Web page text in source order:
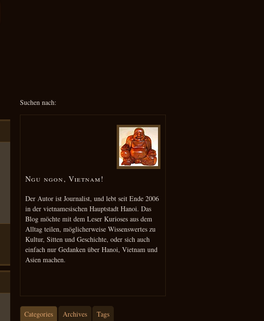
Suchen nach:
Ngu ngon, Vietnam!
Der Autor ist Journalist, und lebt seit Ende 2006
in der vietnamesischen Hauptstadt Hanoi. Das
Blog möchte mit dem Leser Kurioses aus dem
Alltag teilen, möglicherweise Wissenswertes zu
Kultur, Sitten und Geschichte, oder sich auch
einfach nur Gedanken über Hanoi, Vietnam und
Asien machen.
Categories Archives Tags